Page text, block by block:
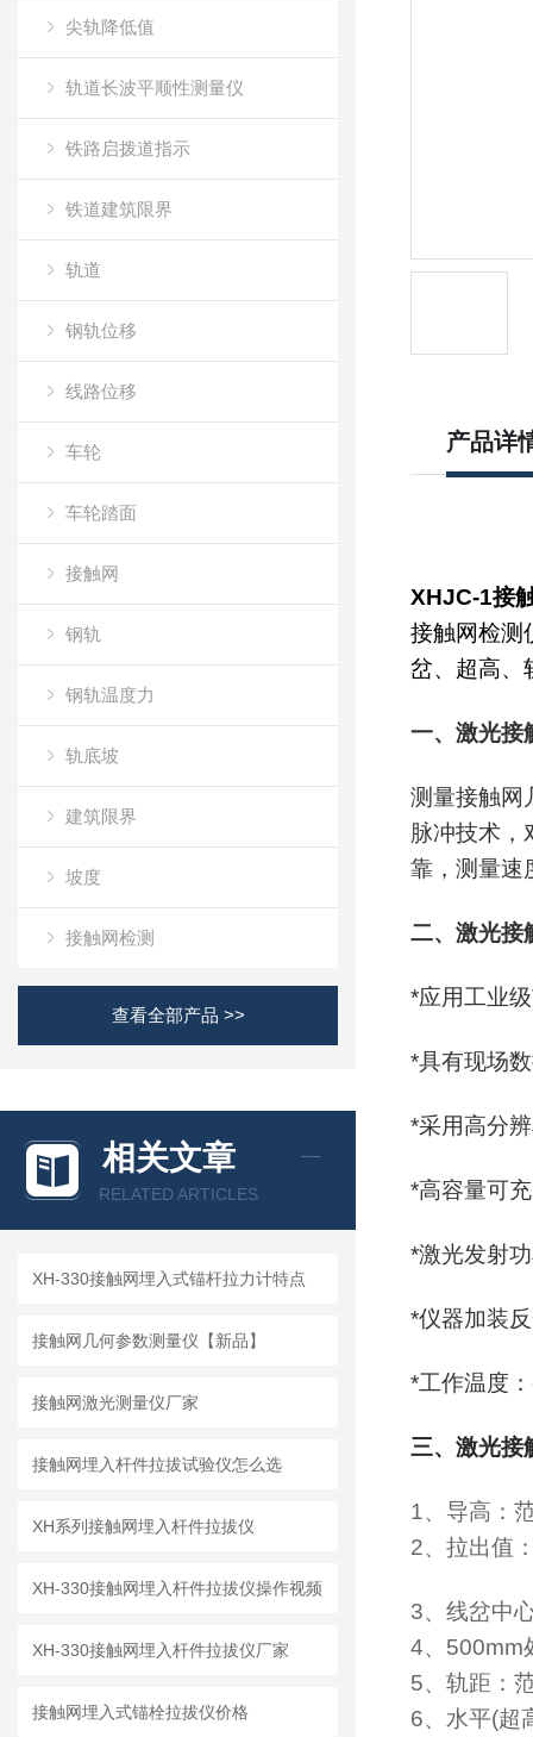
尖轨降低值
轨道长波平顺性测量仪
铁路启拨道指示
铁道建筑限界
轨道
钢轨位移
线路位移
车轮
车轮踏面
接触网
钢轨
钢轨温度力
轨底坡
建筑限界
坡度
接触网检测
查看全部产品 >>
相关文章
RELATED ARTICLES
XH-330接触网埋入式锚杆拉力计特点
接触网几何参数测量仪【新品】
接触网激光测量仪厂家
接触网埋入杆件拉拔试验仪怎么选
XH系列接触网埋入杆件拉拔仪
XH-330接触网埋入杆件拉拔仪操作视频
XH-330接触网埋入杆件拉拔仪厂家
接触网埋入式锚栓拉拔仪价格
产品详
XHJC-1接
接触网检测
岔、超高、
一、激光接
测量接触网
脉冲技术，
靠，测量速
二、激光接
*应用工业
*具有现场
*采用高分
*高容量可
*激光发射
*仪器加装
*工作温度
三、激光接
1、导高：
2、拉出值
3、线岔中
4、500mm
5、轨距：
6、水平(超